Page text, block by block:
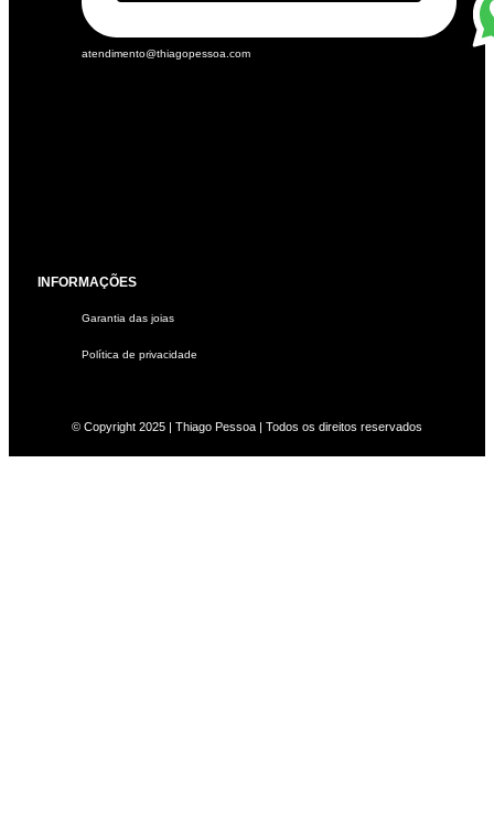
atendimento@thiagopessoa.com
INFORMAÇÕES
Garantia das joias
Política de privacidade
© Copyright 2025 | Thiago Pessoa | Todos os direitos reservados